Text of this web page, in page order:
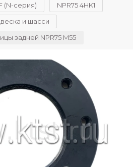
(N-серия)
NPR75 4HK1
и шасси
задней NPR75 M55